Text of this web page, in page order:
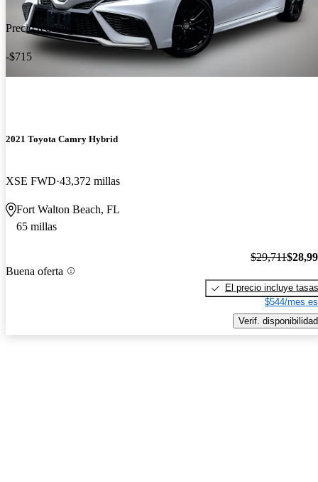
Precio reducido
-$715
2021 Toyota Camry Hybrid
XSE FWD 43,372 millas
Fort Walton Beach, FL
65 millas
Buena oferta
$29,711
El precio incluye tasas
$544/mes
Verif. disponibilidad